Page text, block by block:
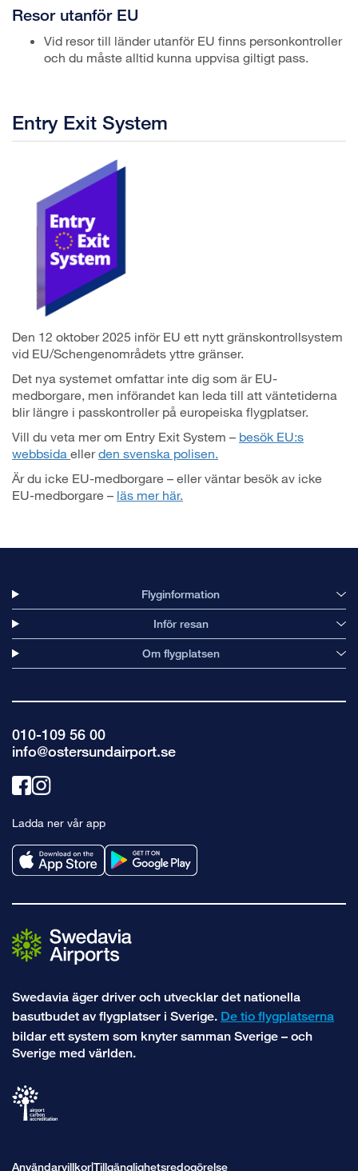
Resor utanför EU
Vid resor till länder utanför EU finns personkontroller
och du måste alltid kunna uppvisa giltigt pass.
Entry Exit System
Den 12 oktober 2025 inför EU ett nytt gränskontrollsystem
vid EU/Schengenområdets yttre gränser.
Det nya systemet omfattar inte dig som är EU-
medborgare, men införandet kan leda till att väntetiderna
blir längre i passkontroller på europeiska flygplatser.
Vill du veta mer om Entry Exit System – besök EU:s
webbsida ellerden svenska polisen.
Är du icke EU-medborgare – eller väntar besök av icke
EU-medborgare – läs mer här.
Flyginformation
Inför resan
Om flygplatsen
010-109 56 00
info@ostersundairport.se
Länk
facebook
Länk
instagram
Ladda ner vår app
Swedavia äger driver och utvecklar det nationella
basutbudet av flygplatser i Sverige. De tio flygplatserna
bildar ett system som knyter samman Sverige – och
Sverige med världen.
Användarvillkor|Tillgänglighetsredogörelse